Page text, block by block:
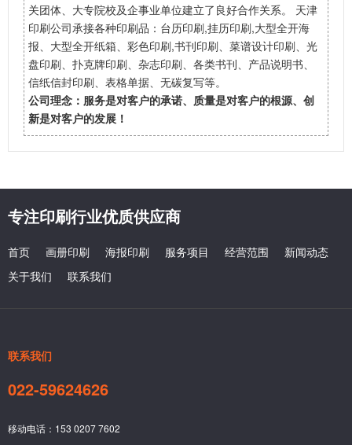
关团体、大专院校及企事业单位建立了良好合作关系。 天津
印刷公司承接各种印刷品：台历印刷,挂历印刷,大型全开海
报、大型全开纸箱、彩色印刷,书刊印刷、菜谱设计印刷、光
盘印刷、扑克牌印刷、杂志印刷、各类书刊、产品说明书、
信纸信封印刷、表格单据、无碳复写等。
公司理念：服务是对客户的承诺、质量是对客户的根源、创
新是对客户的发展！
专注印刷行业优质供应商
首页 画册印刷 海报印刷 服务项目 经营范围
新闻动态
关于我们
联系我们
联系我们
022-59624626
移动电话：153 0207 7602